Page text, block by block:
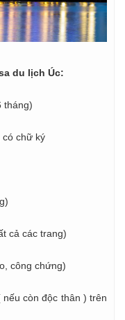
du lịch Úc:
tháng)
có chữ ký
cả các trang)
công chứng)
còn độc thân ) trên